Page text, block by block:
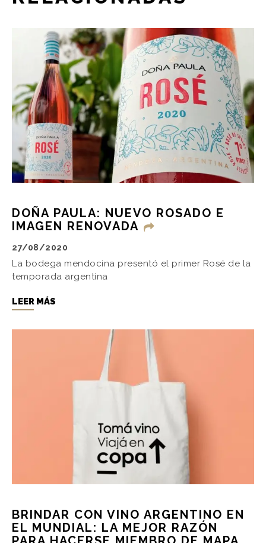
DOÑA PAULA: NUEVO ROSADO E
IMAGEN RENOVADA
27/08/2020
La bodega mendocina presentó el primer Rosé de la
temporada argentina
LEER MÁS
BRINDAR CON VINO ARGENTINO EN
EL MUNDIAL: LA MEJOR RAZÓN